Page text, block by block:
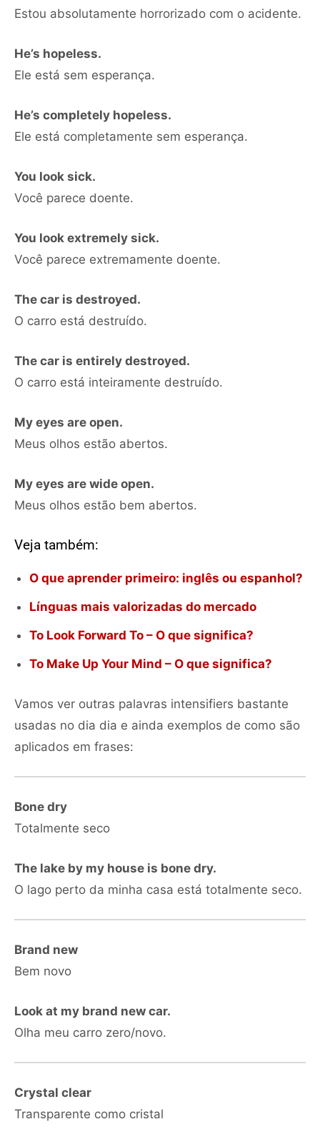
Estou absolutamente horrorizado com o acidente.
He’s hopeless.
Ele está sem esperança.
He’s completely hopeless.
Ele está completamente sem esperança.
You look sick.
Você parece doente.
You look extremely sick.
Você parece extremamente doente.
The car is destroyed.
O carro está destruído.
The car is entirely destroyed.
O carro está inteiramente destruído.
My eyes are open.
Meus olhos estão abertos.
My eyes are wide open.
Meus olhos estão bem abertos.
Veja também:
O que aprender primeiro: inglês ou espanhol?
Línguas mais valorizadas do mercado
To Look Forward To – O que significa?
To Make Up Your Mind – O que significa?
Vamos ver outras palavras intensifiers bastante
usadas no dia dia e ainda exemplos de como são
aplicados em frases:
Bone dry
Totalmente seco
The lake by my house is bone dry.
O lago perto da minha casa está totalmente seco.
Brand new
Bem novo
Look at my brand new car.
Olha meu carro zero/novo.
Crystal clear
Transparente como cristal